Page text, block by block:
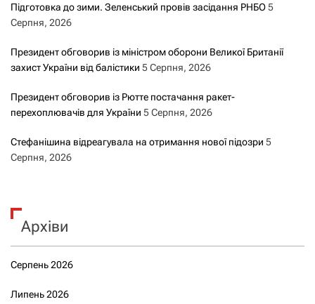
Підготовка до зими. Зеленський провів засідання РНБО5
Серпня, 2026
Президент обговорив із міністром оборони Великої Британії
захист України від балістики 5 Серпня, 2026
Президент обговорив із Рютте постачання ракет-
перехоплювачів для України 5 Серпня, 2026
Стефанішина відреагувала на отримання нової підозри 5
Серпня, 2026
Архіви
Серпень 2026
Липень 2026